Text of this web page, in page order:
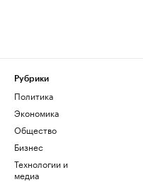
Рубрики
Политика
Экономика
Общество
Бизнес
Технологии и
медиа